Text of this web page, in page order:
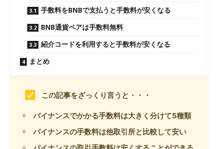
手数料をBNBで支払うと手数料が安くなる
BNB通貨ペアは手数料無料
紹介コードを利用すると手数料が安くなる
まとめ
この記事をざっくり言うと・・・
バイナンスでかかる手数料は大きく分けて5種類
バイナンスの手数料は他取引所と比較して安い